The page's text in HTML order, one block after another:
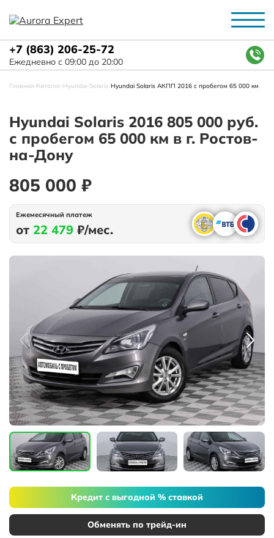
+7 (863) 206-25-72
Ежедневно с 09:00 до 20:00
Главная-Каталог-Hyundai-Solaris-Hyundai Solaris АКПП 2016 с пробегом 65 000 км
Hyundai Solaris 2016 805 000 руб.
с пробегом 65 000 км в г. Ростов-
на-Дону
805 000 ₽
Ежемесячный платеж
от 22 479 ₽/мес.
Кредит с выгодной % ставкой
Обменять по трейд-ин